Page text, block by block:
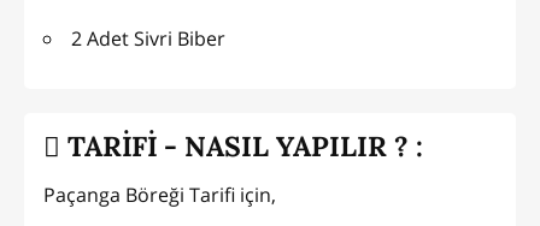
2 Adet Sivri Biber
TARİFİ - NASIL YAPILIR ? :
Paçanga Böreği Tarifi için,